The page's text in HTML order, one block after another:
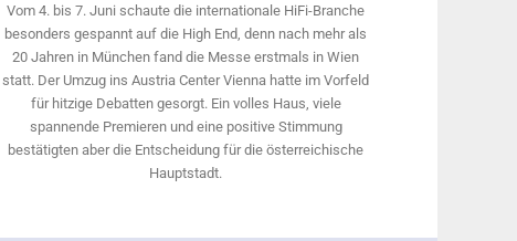
Vom 4. bis 7. Juni schaute die internationale HiFi-Branche
besonders gespannt auf die High End, denn nach mehr als
20 Jahren in München fand die Messe erstmals in Wien
statt. Der Umzug ins Austria Center Vienna hatte im Vorfeld
für hitzige Debatten gesorgt. Ein volles Haus, viele
spannende Premieren und eine positive Stimmung
bestätigten aber die Entscheidung für die österreichische
Hauptstadt.